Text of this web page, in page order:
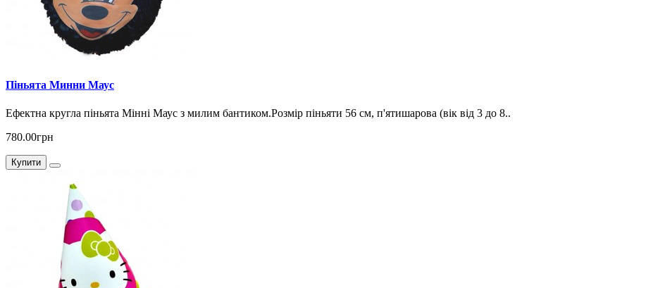
Піньята Минни Маус
Ефектна кругла піньята Мінні Маус з милим бантиком.Розмір піньяти 56 см, п'ятишарова (вік від 3 до 8..
780.00грн
Купити